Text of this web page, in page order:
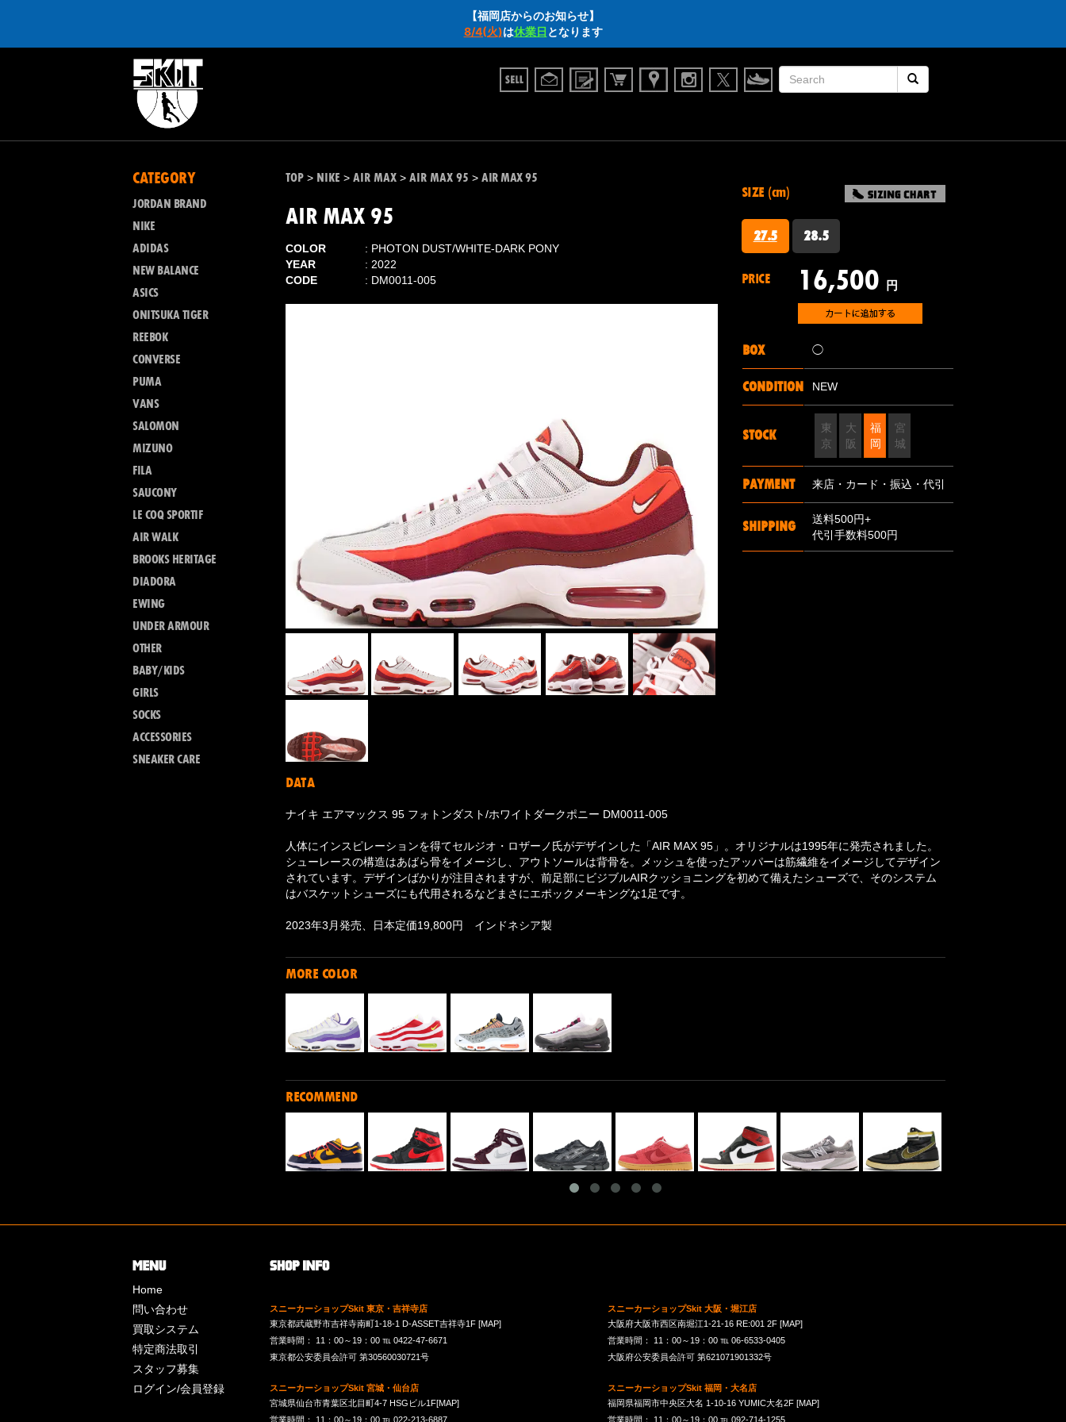
【福岡店からのお知らせ】
8/4(火)は休業日 となります
履かなくなったスニーカー買取します。
CATEGORY
JORDAN BRAND
NIKE
ADIDAS
NEW BALANCE
ASICS
ONITSUKA TIGER
REEBOK
CONVERSE
PUMA
VANS
SALOMON
MIZUNO
FILA
SAUCONY
LE COQ SPORTIF
AIR WALK
BROOKS HERITAGE
DIADORA
EWING
UNDER ARMOUR
OTHER
BABY/KIDS
GIRLS
SOCKS
ACCESSORIES
SNEAKER CARE
TOP > NIKE > AIR MAX > AIR MAX 95 > AIR MAX 95
AIR MAX 95
COLOR
PHOTON DUST/WHITE-DARK PONY
YEAR
2022
CODE
DM0011-005
SIZE (cm)
27.5 28.5
PRICE 16,500 円
BOX ◯
CONDITION NEW
STOCK
東
京
大
阪
福
岡
宮
城
PAYMENT 来店・カード・振込・代引
SHIPPING
送料500円+
代引手数料500円
DATA
ナイキ エアマックス 95 フォトンダスト/ホワイトダークポニー DM0011-005
人体にインスピレーションを得てセルジオ・ロザーノ氏がデザインした「AIR MAX 95」。オリジナルは1995年に発売されました。
シューレースの構造はあばら骨をイメージし、アウトソールは背骨を。メッシュを使ったアッパーは筋繊維をイメージしてデザイン
されています。デザインばかりが注目されますが、前足部にビジブルAIRクッショニングを初めて備えたシューズで、そのシステム
はバスケットシューズにも代用されるなどまさにエポックメーキングな1足です。
2023年3月発売、日本定価19,800円 インドネシア製
MORE COLOR
RECOMMEND
Home
問い合わせ
買取システム
特定商法取引
スタッフ募集
ログイン/会員登録
スニーカーショップSkit 東京・吉祥寺店
東京都武蔵野市吉祥寺南町1-18-1 D-ASSET吉祥寺1F [MAP]
営業時間： 11：00～19：00 ℡ 0422-47-6671
東京都公安委員会許可 第30560030721号
スニーカーショップSkit 大阪・堀江店
大阪府大阪市西区南堀江1-21-16 RE:001 2F [MAP]
営業時間： 11：00～19：00 ℡ 06-6533-0405
大阪府公安委員会許可 第621071901332号
スニーカーショップSkit 宮城・仙台店
宮城県仙台市青葉区北目町4-7 HSGビル1F[MAP]
営業時間： 11：00～19：00 ℡ 022-213-6887
スニーカーショップSkit 福岡・大名店
福岡県福岡市中央区大名 1-10-16 YUMIC大名2F [MAP]
営業時間： 11：00～19：00 ℡ 092-714-1255